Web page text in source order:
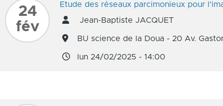
24
fév
Etude des réseaux parcimonieux pour
Jean-Baptiste JACQUET
BU science de la Doua - 20 Av.
lun 24/02/2025 - 14:00